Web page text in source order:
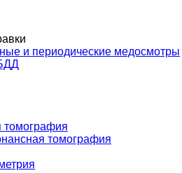
и периодические медосмотры
томография
томография